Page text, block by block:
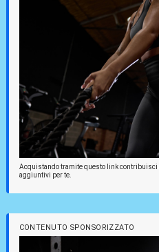
Acquistando tramite questo link contribuisci
aggiuntivi per te.
CONTENUTO SPONSORIZZATO